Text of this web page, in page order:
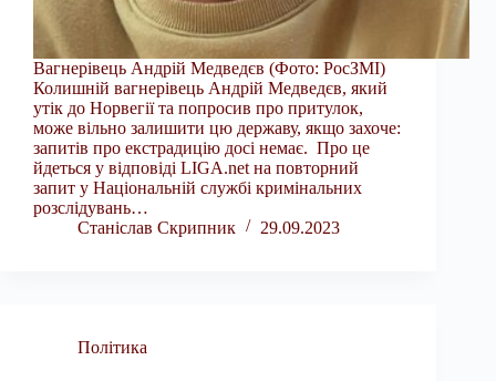
Вагнерівець Андрій Медведєв (Фото: РосЗМІ)
Колишній вагнерівець Андрій Медведєв, який
утік до Норвегії та попросив про притулок,
може вільно залишити цю державу, якщо захоче:
запитів про екстрадицію досі немає. Про це
йдеться у відповіді LIGA.net на повторний
запит у Національній службі кримінальних
розслідувань…
Станіслав Скрипник
29.09.2023
Політика